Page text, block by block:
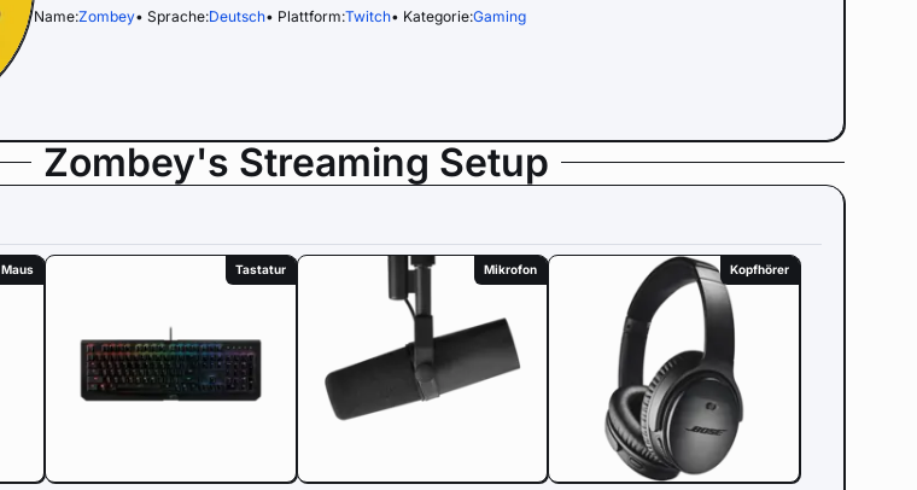
Name:Zombey• Sprache:Deutsch• Plattform:Twitch• Kategorie:Gaming
Zombey's Streaming Setup
Maus Tastatur Mikrofon Kopfhörer